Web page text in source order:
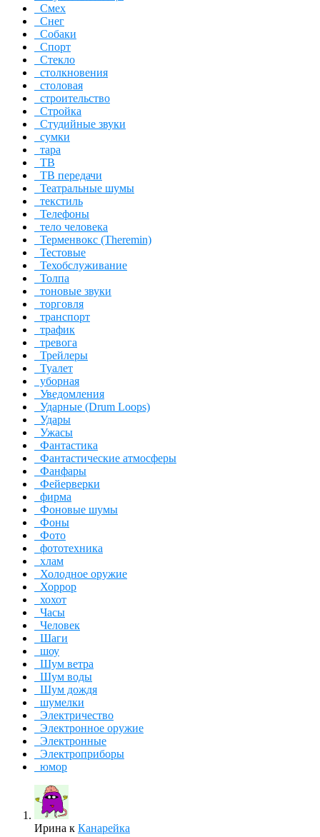
Смех
Снег
Собаки
Спорт
Стекло
столкновения
столовая
строительство
Стройка
Студийные звуки
сумки
тара
ТВ
ТВ передачи
Театральные шумы
текстиль
Телефоны
тело человека
Терменвокс (Theremin)
Тестовые
Техобслуживание
Толпа
тоновые звуки
торговля
транспорт
трафик
тревога
Трейлеры
Туалет
уборная
Уведомления
Ударные (Drum Loops)
Удары
Ужасы
Фантастика
Фантастические атмосферы
Фанфары
Фейерверки
фирма
Фоновые шумы
Фоны
Фото
фототехника
хлам
Холодное оружие
Хоррор
хохот
Часы
Человек
Шаги
шоу
Шум ветра
Шум воды
Шум дождя
шумелки
Электричество
Электронное оружие
Электронные
Электроприборы
юмор
Ирина к Канарейка